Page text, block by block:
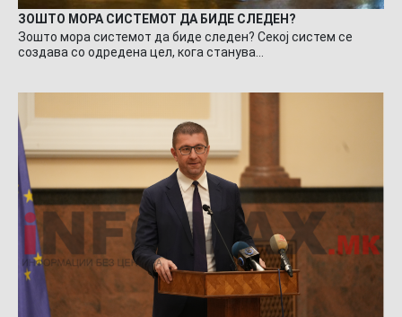
ЗОШТО МОРА СИСТЕМОТ ДА БИДЕ СЛЕДЕН?
Зошто мора системот да биде следен? Секој систем се
создава со одредена цел, кога станува…